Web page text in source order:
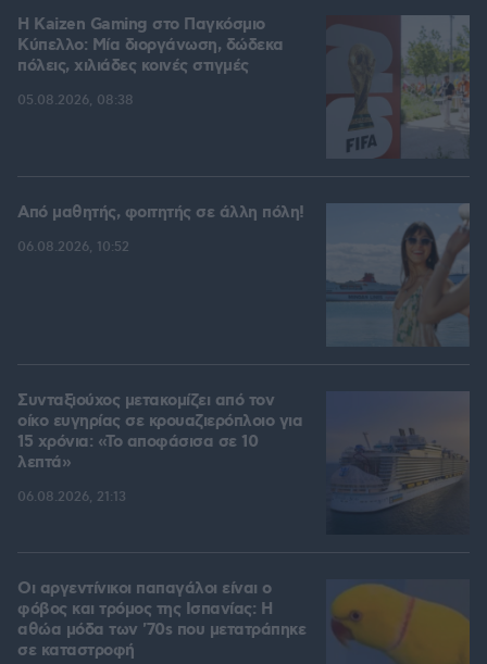
H Kaizen Gaming στο Παγκόσμιο
Kύπελλο: Μία διοργάνωση, δώδεκα
πόλεις, χιλιάδες κοινές στιγμές
05.08.2026, 08:38
Από μαθητής, φοιτητής σε άλλη πόλη!
06.08.2026, 10:52
Συνταξιούχος μετακομίζει από τον
οίκο ευγηρίας σε κρουαζιερόπλοιο για
15 χρόνια: «Το αποφάσισα σε 10
λεπτά»
06.08.2026, 21:13
Οι αργεντίνικοι παπαγάλοι είναι ο
φόβος και τρόμος της Ισπανίας: Η
αθώα μόδα των '70s που μετατράπηκε
σε καταστροφή